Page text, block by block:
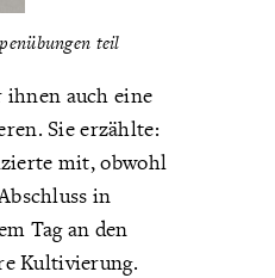
teil
auch eine
Sie erzählte:
mit, obwohl
in
Tag an den
Kultivierung.